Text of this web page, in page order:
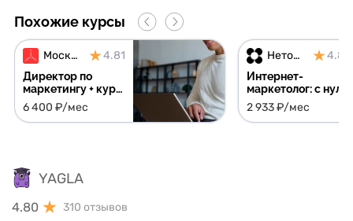
Похожие курсы
Московская Бизнес Академия 4.81
Директор по
маркетингу + курс
в подарок
6 400 ₽/мес
Нетология 4.81
Интернет-
маркетолог: с нуля
до специалиста +
курс в подарок
2 933 ₽/мес
YAGLA
4.80 310 отзывов